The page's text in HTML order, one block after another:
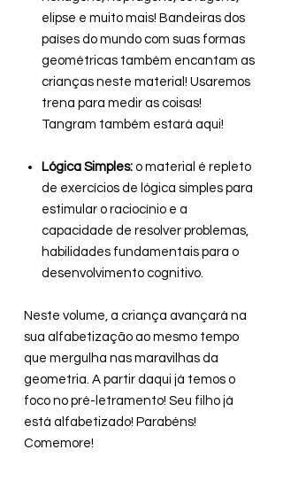
elipse e muito mais! Bandeiras dos
países do mundo com suas formas
geométricas também encantam as
crianças neste material! Usaremos
trena para medir as coisas!
Tangram também estará aqui!
Lógica Simples: o material é repleto
de exercícios de lógica simples para
estimular o raciocínio e a
capacidade de resolver problemas,
habilidades fundamentais para o
desenvolvimento cognitivo.
Neste volume, a criança avançará na
sua alfabetização ao mesmo tempo
que mergulha nas maravilhas da
geometria. A partir daqui já temos o
foco no pré-letramento! Seu filho já
está alfabetizado! Parabéns!
Comemore!